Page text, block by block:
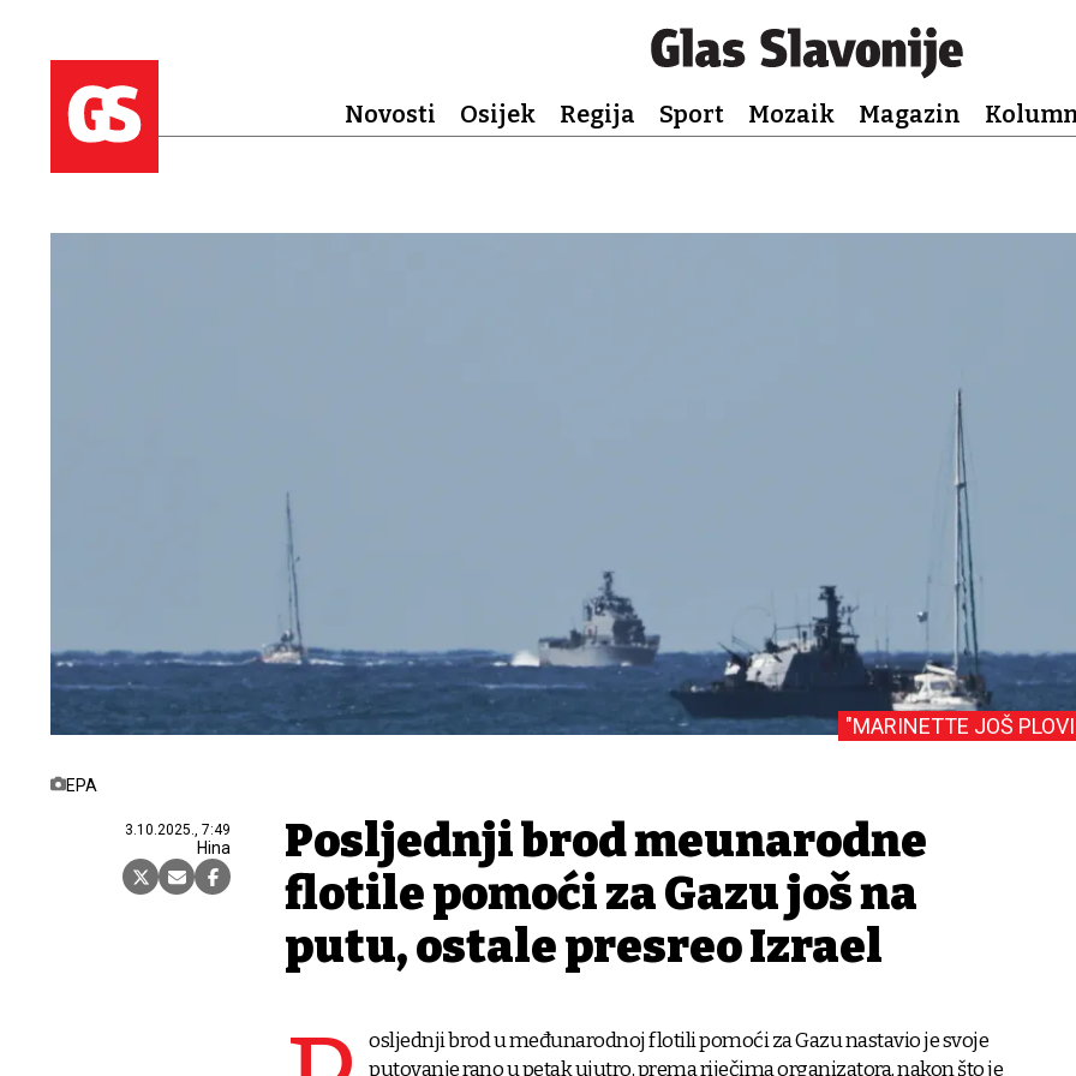
Novosti Osijek Regija Sport Mozaik Magazin
EPA
3.10.2025., 7:49
Hina
"MARINETTE JOŠ
Posljednji brod međunarodne
flotile pomoći za Gazu još na
putu, ostale presreo Izrael
osljednji brod u međunarodnoj flotili pomoći za Gazu nastavio je svoje
putovanje rano u petak ujutro, prema riječima organizatora, nakon što je